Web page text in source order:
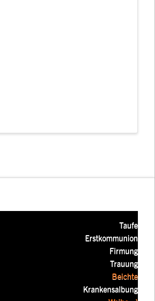
Taufe
Erstkommunion
Firmung
Trauung
Beichte
Krankensalbung